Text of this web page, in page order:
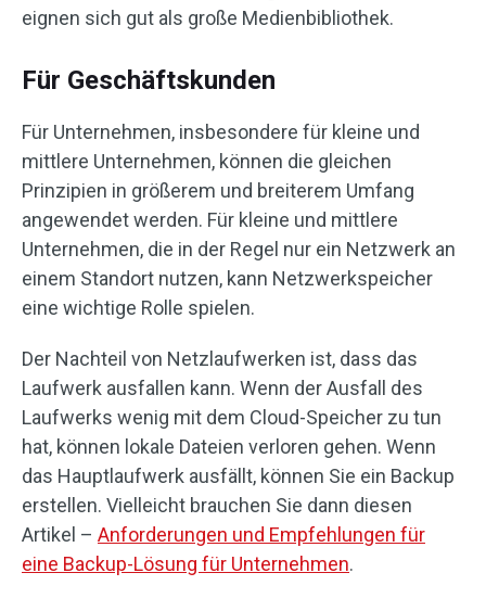
eignen sich gut als große Medienbibliothek.
Für Geschäftskunden
Für Unternehmen, insbesondere für kleine und
mittlere Unternehmen, können die gleichen
Prinzipien in größerem und breiterem Umfang
angewendet werden. Für kleine und mittlere
Unternehmen, die in der Regel nur ein Netzwerk an
einem Standort nutzen, kann Netzwerkspeicher
eine wichtige Rolle spielen.
Der Nachteil von Netzlaufwerken ist, dass das
Laufwerk ausfallen kann. Wenn der Ausfall des
Laufwerks wenig mit dem Cloud-Speicher zu tun
hat, können lokale Dateien verloren gehen. Wenn
das Hauptlaufwerk ausfällt, können Sie ein Backup
erstellen. Vielleicht brauchen Sie dann diesen
Artikel – Anforderungen und Empfehlungen für
eine Backup-Lösung für Unternehmen.